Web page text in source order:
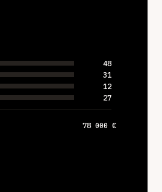
48
31
12
27
78 000 €